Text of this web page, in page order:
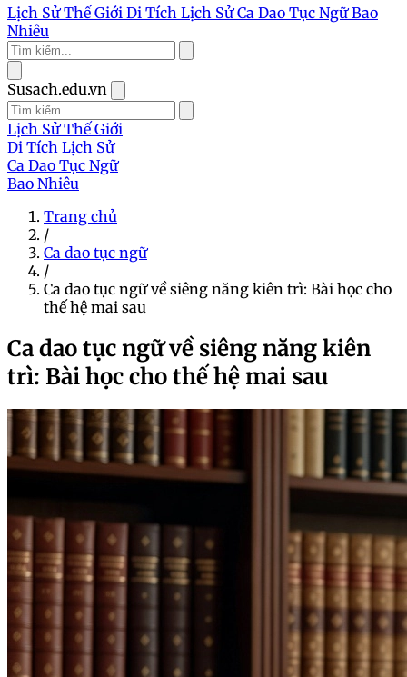
Lịch Sử Thế Giới Di Tích Lịch SửCa Dao Tục NgữBao
Nhiêu
Susach.edu.vn
Lịch Sử Thế Giới
Di Tích Lịch Sử
Ca Dao Tục Ngữ
Bao Nhiêu
Trang chủ
/
Ca dao tục ngữ
/
Ca dao tục ngữ về siêng năng kiên trì: Bài học cho
thế hệ mai sau
Ca dao tục ngữ về siêng năng kiên
trì: Bài học cho thế hệ mai sau